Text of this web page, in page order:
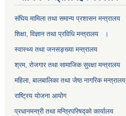
स‌ंघिय मामिला तथा समान्य प्रशासन मन्त्रालय
शिक्षा, विज्ञान तथा प्रविधि मन्त्रालय ।
स्वास्थ्य तथा जनसङ्ख्या मन्त्रालय
श्रम, रोजगार तथा सामाजिक सुरक्षा मन्त्रालय
महिला, बालबालिका तथा जेष्ठ नागरिक मन्त्रालय
राष्ट्रिय योजना आयोग
प्रधानमन्त्री तथा मन्त्रिपरिषद्को कार्यालय